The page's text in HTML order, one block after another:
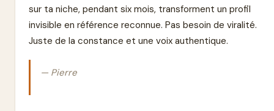
sur ta niche, pendant six mois, transforment un profil
invisible en référence reconnue. Pas besoin de viralité.
Juste de la constance et une voix authentique.
— Pierre